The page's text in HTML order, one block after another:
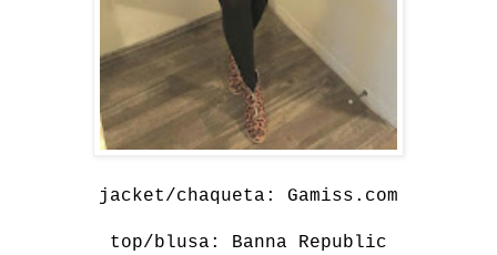
jacket/chaqueta: Gamiss.com
top/blusa: Banna Republic